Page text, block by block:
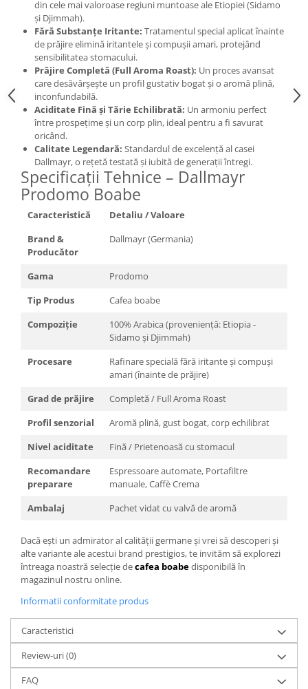
din cele mai valoroase regiuni muntoase ale Etiopiei (Sidamo
și Djimmah).
Fără Substanțe Iritante: Tratamentul special aplicat înainte
de prăjire elimină iritantele și compușii amari, protejând
sensibilitatea stomacului.
Prăjire Completă (Full Aroma Roast): Un proces avansat
care desăvârșește un profil gustativ bogat și o aromă plină,
inconfundabilă.
Aciditate Fină și Tărie Echilibrată: Un armoniu perfect
între prospețime și un corp plin, ideal pentru a fi savurat
oricând.
Calitate Legendară: Standardul de excelență al casei
Dallmayr, o rețetă testată și iubită de generații întregi.
Specificații Tehnice – Dallmayr
Prodomo Boabe
Caracteristică
Detaliu / Valoare
Brand &
Producător
Dallmayr (Germania)
Gama
Prodomo
Tip Produs
Cafea boabe
Compoziție
100% Arabica (proveniență: Etiopia -
Sidamo și Djimmah)
Procesare
Rafinare specială fără iritante și compuși
amari (înainte de prăjire)
Grad de prăjire
Completă / Full Aroma Roast
Profil senzorial
Aromă plină, gust bogat, corp echilibrat
Nivel aciditate
Fină / Prietenoasă cu stomacul
Recomandare
preparare
Espressoare automate, Portafiltre
manuale, Caffè Crema
Ambalaj
Pachet vidat cu valvă de aromă
Dacă ești un admirator al calității germane și vrei să descoperi și
alte variante ale acestui brand prestigios, te invităm să explorezi
întreaga noastră selecție decafea boabedisponibilă în
magazinul nostru online.
Informatii conformitate produs
Caracteristici
Review-uri(0)
FAQ